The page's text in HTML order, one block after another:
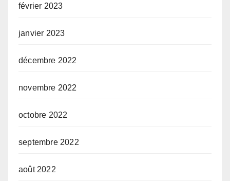
février 2023
janvier 2023
décembre 2022
novembre 2022
octobre 2022
septembre 2022
août 2022